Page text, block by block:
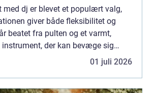
med dj er blevet et populært valg,
giver både fleksibilitet og
beatet fra pulten og et varmt,
der kan bevæge sig
01 juli 2026